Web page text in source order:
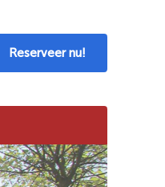
Reserveer nu!